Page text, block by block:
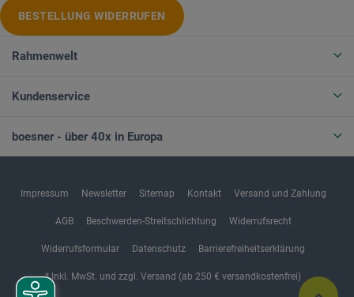
BESTELLUNG WIDERRUFEN
Rahmenwelt
Kundenservice
boesner - über 40x in Europa
Impressum Newsletter Sitemap Kontakt Versand und Zahlung
AGB Beschwerden-Streitschlichtung Widerrufsrecht
Widerrufsformular Datenschutz Barrierefreiheitserklärung
* Inkl. MwSt. und zzgl. Versand (ab 250 € versandkostenfrei)